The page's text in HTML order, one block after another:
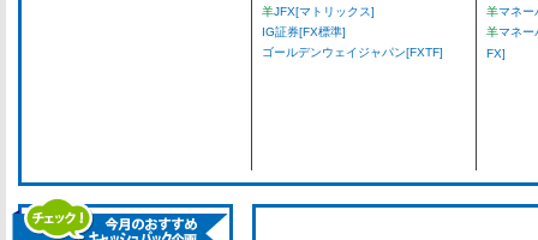
羊JFX[マトリックス]
IG証券[FX標準]
ゴールデンウェイジャパン[FXTF]
羊マネー
羊マネー
FX]